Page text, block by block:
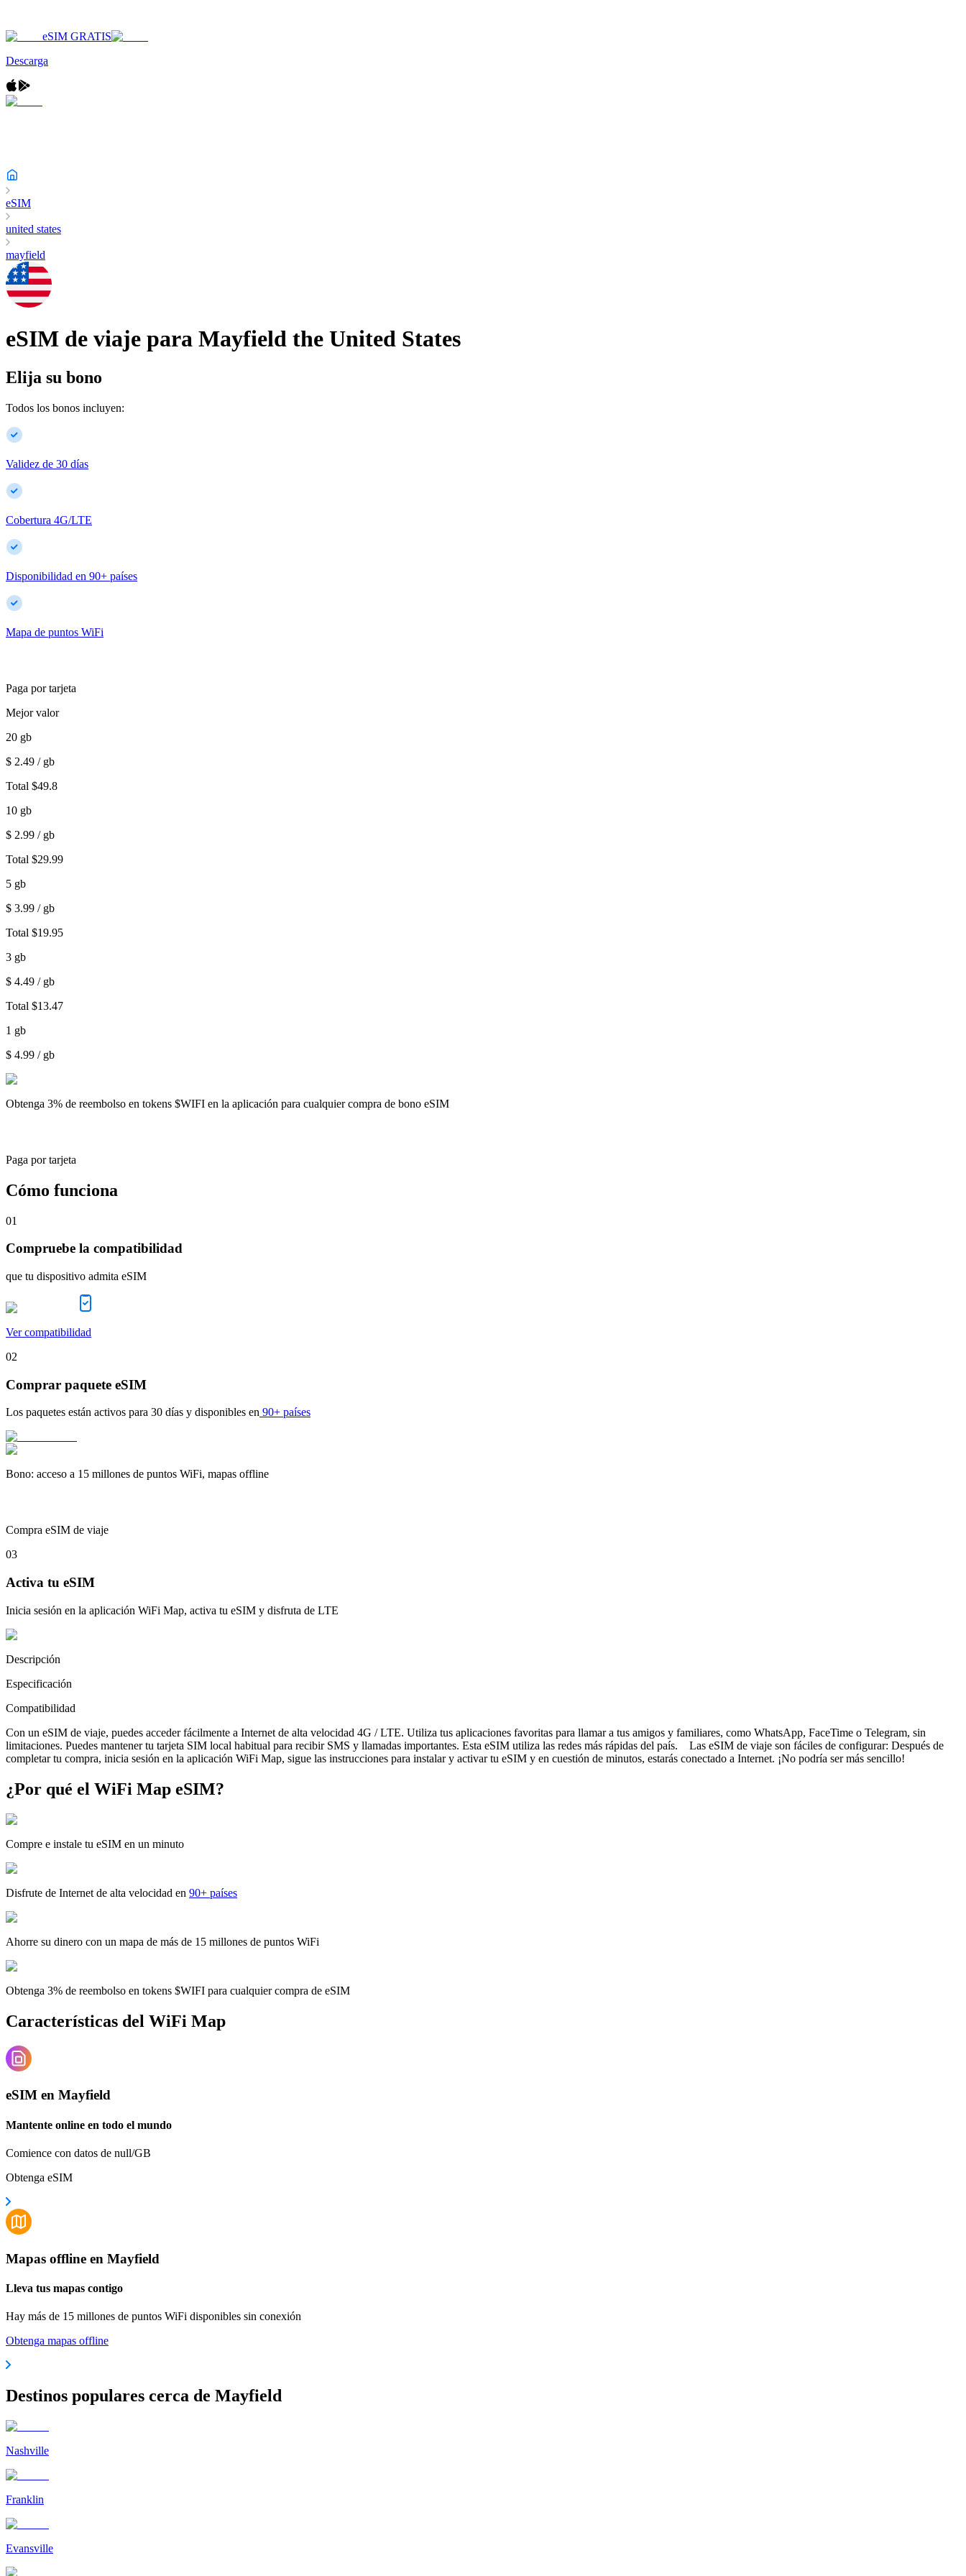
eSIM GRATIS
Descarga
eSIM
united states
mayfield
eSIM de viaje para Mayfield the United States
Elija su bono
Todos los bonos incluyen:
Validez de 30 días
Cobertura 4G/LTE
Disponibilidad en 90+ países
Mapa de puntos WiFi
Paga por tarjeta
Mejor valor
20 gb
$ 2.49 / gb
Total $49.8
10 gb
$ 2.99 / gb
Total $29.99
5 gb
$ 3.99 / gb
Total $19.95
3 gb
$ 4.49 / gb
Total $13.47
1 gb
$ 4.99 / gb
Obtenga 3% de reembolso en tokens $WIFI en la aplicación para cualquier compra de bono eSIM
Paga por tarjeta
Cómo funciona
01
Compruebe la compatibilidad
que tu dispositivo admita eSIM
Ver compatibilidad
02
Comprar paquete eSIM
Los paquetes están activos para 30 días y disponibles en 90+ países
Bono: acceso a 15 millones de puntos WiFi, mapas offline
Compra eSIM de viaje
03
Activa tu eSIM
Inicia sesión en la aplicación WiFi Map, activa tu eSIM y disfruta de LTE
Descripción
Especificación
Compatibilidad
Con un eSIM de viaje, puedes acceder fácilmente a Internet de alta velocidad 4G / LTE. Utiliza tus aplicaciones favoritas para llamar a tus amigos y familiares, como WhatsApp, FaceTime o Telegram, sin
limitaciones. Puedes mantener tu tarjeta SIM local habitual para recibir SMS y llamadas importantes. Esta eSIM utiliza las redes más rápidas del país. Las eSIM de viaje son fáciles de configurar: Después de
completar tu compra, inicia sesión en la aplicación WiFi Map, sigue las instrucciones para instalar y activar tu eSIM y en cuestión de minutos, estarás conectado a Internet. ¡No podría ser más sencillo!
¿Por qué el WiFi Map eSIM?
Compre e instale tu eSIM en un minuto
Disfrute de Internet de alta velocidad en 90+ países
Ahorre su dinero con un mapa de más de 15 millones de puntos WiFi
Obtenga 3% de reembolso en tokens $WIFI para cualquier compra de eSIM
Características del WiFi Map
eSIM en Mayfield
Mantente online en todo el mundo
Comience con datos de null/GB
Obtenga eSIM
Mapas offline en Mayfield
Lleva tus mapas contigo
Hay más de 15 millones de puntos WiFi disponibles sin conexión
Obtenga mapas offline
Destinos populares cerca de Mayfield
Nashville
Franklin
Evansville